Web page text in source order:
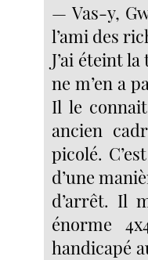
— Vas-y,
l’ami des
J’ai éteint
ne m’en a
Il le
ancien
picolé.
d’une
d’arrêt. Il
énorme
handicapé